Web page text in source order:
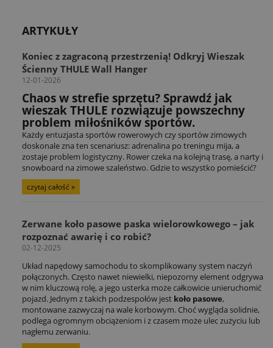
ARTYKUŁY
Koniec z zagraconą przestrzenią! Odkryj Wieszak
Ścienny THULE Wall Hanger
12-01-2026
Chaos w strefie sprzętu? Sprawdź jak
wieszak THULE rozwiązuje powszechny
problem miłośników sportów.
Każdy entuzjasta sportów rowerowych czy sportów zimowych
doskonale zna ten scenariusz: adrenalina po treningu mija, a
zostaje problem logistyczny. Rower czeka na kolejną trasę, a narty i
snowboard na zimowe szaleństwo. Gdzie to wszystko pomieścić?
czytaj całość »
Zerwane koło pasowe paska wielorowkowego – jak
rozpoznać awarię i co robić?
02-12-2025
Układ napędowy samochodu to skomplikowany system naczyń
połączonych. Często nawet niewielki, niepozorny element odgrywa
w nim kluczową rolę, a jego usterka może całkowicie unieruchomić
pojazd. Jednym z takich podzespołów jest koło pasowe,
montowane zazwyczaj na wale korbowym. Choć wygląda solidnie,
podlega ogromnym obciążeniom i z czasem może ulec zużyciu lub
nagłemu zerwaniu.